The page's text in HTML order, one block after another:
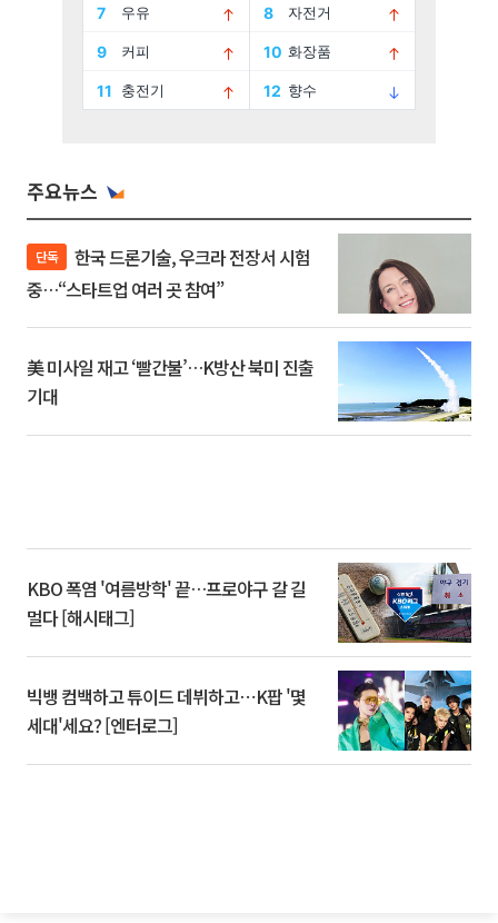
주요뉴스
단독
중…“스타트업 여러 곳 참여”
美 미사일 재고 ‘빨간불’…K방산 북미 진출
기대
KBO 폭염 '여름방학' 끝…프로야구 갈 길
멀다 [해시태그]
빅뱅 컴백하고 튜이드 데뷔하고⋯K팝 '몇
세대'세요? [엔터로그]